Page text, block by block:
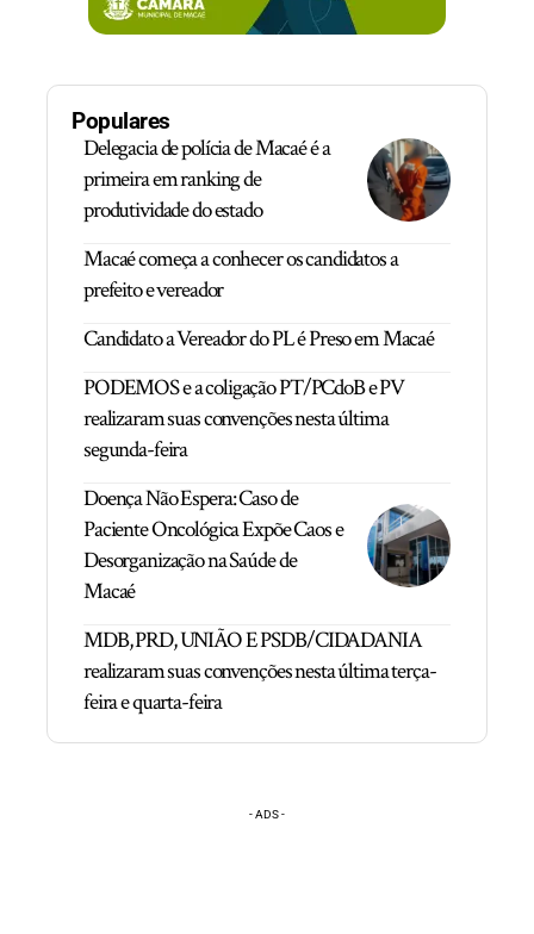
Populares
Delegacia de polícia de Macaé é a
primeira em ranking de
produtividade do estado
Macaé começa a conhecer os candidatos a
prefeito e vereador
Candidato a Vereador do PL é Preso em Macaé
PODEMOS e a coligação PT/PCdoB e PV
realizaram suas convenções nesta última
segunda-feira
Doença Não Espera: Caso de
Paciente Oncológica Expõe Caos e
Desorganização na Saúde de
Macaé
MDB, PRD, UNIÃO E PSDB/CIDADANIA
realizaram suas convenções nesta última terça-
feira e quarta-feira
- ADS -